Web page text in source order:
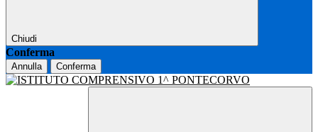
Chiudi
Conferma
Annulla Conferma